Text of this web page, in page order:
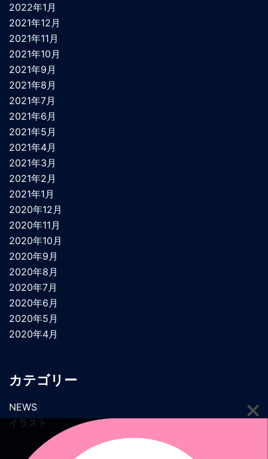
2022年1月
2021年12月
2021年11月
2021年10月
2021年9月
2021年8月
2021年7月
2021年6月
2021年5月
2021年4月
2021年3月
2021年2月
2021年1月
2020年12月
2020年11月
2020年10月
2020年9月
2020年8月
2020年7月
2020年6月
2020年5月
2020年4月
カテゴリー
NEWS
イラスト